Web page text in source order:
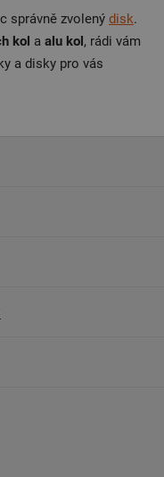
správně zvolený disk.
kol a alu kol, rádi vám
a disky pro vás